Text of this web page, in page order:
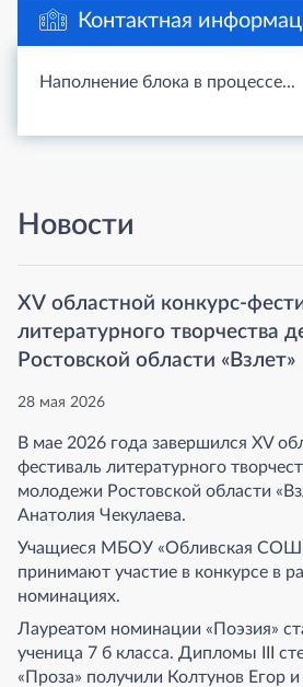
Контактная
Наполнение блока в процессе...
Новости
XV областной конкурс-
литературного творчества
Ростовской области «Взлет»
28 мая 2026
В мае 2026 года завершился XV
фестиваль литературного
молодежи Ростовской области
Анатолия Чекулаева.
Учащиеся МБОУ «Обливская
принимают участие в конкурсе в
номинациях.
Лауреатом номинации «Поэзия»
ученица 7 б класса. Дипломы III
«Проза» получили Колтунов Егор